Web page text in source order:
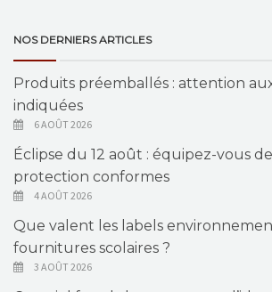
NOS DERNIERS ARTICLES
Produits préemballés : attention
indiquées
6 AOÛT 2026
Éclipse du 12 août : équipez-vous
protection conformes
4 AOÛT 2026
Que valent les labels
fournitures scolaires ?
3 AOÛT 2026